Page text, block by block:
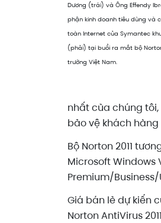
Dương (trái) và Ông Effendy
phận kinh doanh tiêu dùng và
toàn Internet của Symantec
(phải) tại buổi ra mắt bộ
trường Việt Nam.
nhất của chúng
bảo vệ khách
Bộ Norton 2011
Microsoft
Premium/
Giá bán lẻ dự kiến
Norton AntiVirus